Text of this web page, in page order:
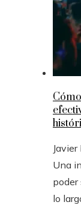
Una
poder
lo